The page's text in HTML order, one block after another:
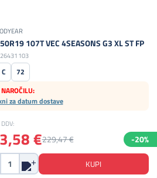
107T VEC 4SEASONS G3 XL ST FP
C
72
za datum dostave
€229,47 € -20%